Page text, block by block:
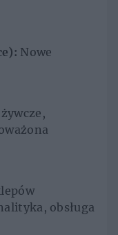
Nowe
obsługa